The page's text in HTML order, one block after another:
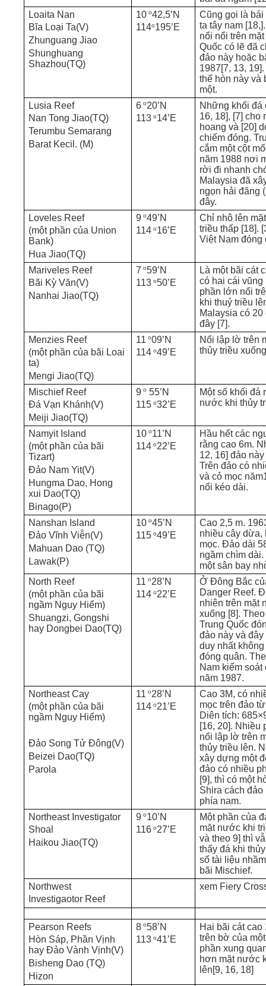
Loaita Nan
Bĩa Loại Ta(V)
Zhunguang Jiao
Shunghuang
Shazhou(TQ)
10 o42,5’N
114o195’E
Cũng gọi là
ta tây nam
nổi nổi trên
Quốc có lẽ đã
đảo này hoặc
1987[7, 13,
thể hòn này và
một.
Lusia Reef
Nan Tong Jiao(TQ)
Terumbu Semarang
Barat Kecil. (M)
6 o20’N
113 o14’E
Những khối đá
16, 18], [7] cho
hoang và [20]
chiếm đóng.
cắm một cột
năm 1988 nơi
rời đi nhanh
Malaysia đã
ngọn hải đăng
đây.
Loveles Reef
(một phần của Union
Bank)
Hua Jiao(TQ)
9 o49’N
114 o16’E
Chỉ nhô lên
triều thấp [18].
Việt Nam đóng
Mariveles Reef
Bãi Kỳ Văn(V)
Nanhai Jiao(TQ)
7 o59’N
113 o50’E
Là một bãi cát
có hai cái vũng
phần lớn nổi
khi thuỷ triều
Malaysia có
đây [7].
Menzies Reef
(một phần của bãi Loai
ta)
Mengi Jiao(TQ)
11 o09’N
114 o49’E
Nổi lập lờ trên
thủy triều
Mischief Reef
Đá Vạn Khánh(V)
Meiji Jiao(TQ)
9 o 55’N
115 o32’E
Một số khối đá
nước khi thủy
Namyit Island
(một phần của bãi
Tizart)
Đảo Nam Yit(V)
Hungma Dao, Hong
xui Dao(TQ)
Binago(P)
10 o11’N
114 o22’E
Hầu hết các
rằng cao 6m.
12, 16] đảo
Trên đảo có
và cỏ mọc
nổi kéo dài.
Nanshan Island
Đảo Vĩnh Viễn(V)
Mahuan Dao (TQ)
Lawak(P)
10 o45’N
115 o49’E
Cao 2,5 m.
nhiều cây dừa,
mọc. Đảo dài
ngầm chìm
một sân bay
North Reef
(một phần của bãi
ngầm Nguy Hiểm)
Shuangzi, Gongshi
hay Dongbei Dao(TQ)
11 o28’N
114 o22’E
Ở Đông Bắc
Danger Reef.
nhiên trên mặt
xuống [8].
Trung Quốc
đảo này và
duy nhất
đóng quân.
Nam kiểm
năm 1987.
Northeast Cay
(một phần của bãi
ngầm Nguy Hiểm)
Đảo Song Tử Đông(V)
Beizei Dao(TQ)
Parola
11 o28’N
114 o21’E
Cao 3M, có
mọc trên đảo
Diên tích:
[16, 20]. Nhiều
nổi lập lờ trên
thủy triều lên.
xây dựng một
đảo có nhiều
[9], thì có một
Shira cách đảo
phía nam.
Northeast Investigator
Shoal
Haikou Jiao(TQ)
9 o10’N
116 o27’E
Một phần của
mặt nước khi
và theo 9] thì
thấy đá khi
số tài liệu
bãi Mischief.
Northwest
Investigaotor Reef
xem Fiery
Pearson Reefs
Hòn Sáp, Phần Vịnh
hay Đảo Vành Vịnh(V)
Bisheng Dao (TQ)
Hizon
8 o58’N
113 o41’E
Hai bãi cát cao
trên bờ của
phần xung
hơn mặt nước
lên[9, 16, 18]